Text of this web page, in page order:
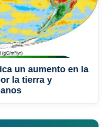
un aumento en la
la tierra y